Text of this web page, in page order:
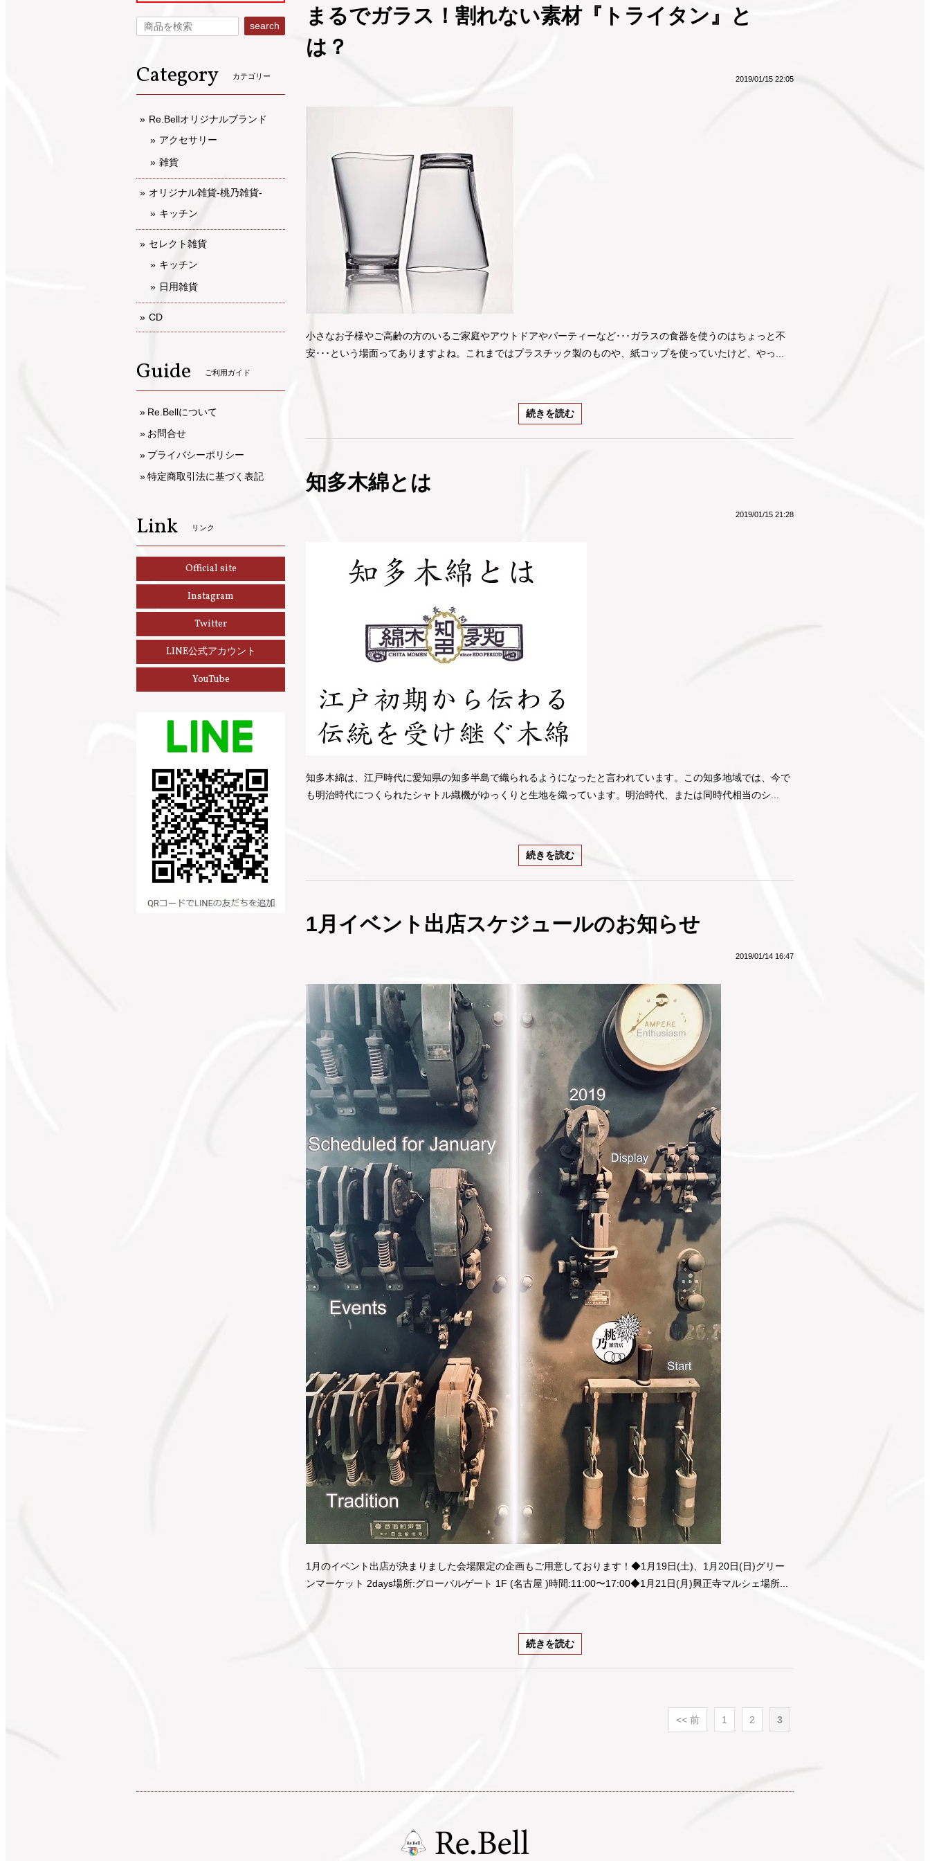
まるでガラス！割れない素材『トライタン』と
は？
2019/01/15 22:05
小さなお子様やご高齢の方のいるご家庭やアウトドアやパーティーなど･･･ガラスの食器を使うのはちょっと不
安･･･という場面ってありますよね。これまではプラスチック製のものや、紙コップを使っていたけど、やっ...
続きを読む
知多木綿とは
2019/01/15 21:28
知多木綿は、江戸時代に愛知県の知多半島で織られるようになったと言われています。この知多地域では、今で
も明治時代につくられたシャトル織機がゆっくりと生地を織っています。明治時代、または同時代相当のシ...
続きを読む
1月イベント出店スケジュールのお知らせ
2019/01/14 16:47
1月のイベント出店が決まりました会場限定の企画もご用意しております！◆1月19日(土)、1月20日(日)グリー
ンマーケット 2days場所:グローバルゲート 1F (名古屋 )時間:11:00〜17:00◆1月21日(月)興正寺マルシェ場所...
続きを読む
<< 前 1 2 3
search
Category カテゴリー
Re.Bellオリジナルブランド
アクセサリー
雑貨
オリジナル雑貨-桃乃雑貨-
キッチン
セレクト雑貨
キッチン
日用雑貨
CD
Guide ご利用ガイド
Re.Bellについて
お問合せ
プライバシーポリシー
特定商取引法に基づく表記
Link リンク
Official site
Instagram
Twitter
LINE公式アカウント
YouTube